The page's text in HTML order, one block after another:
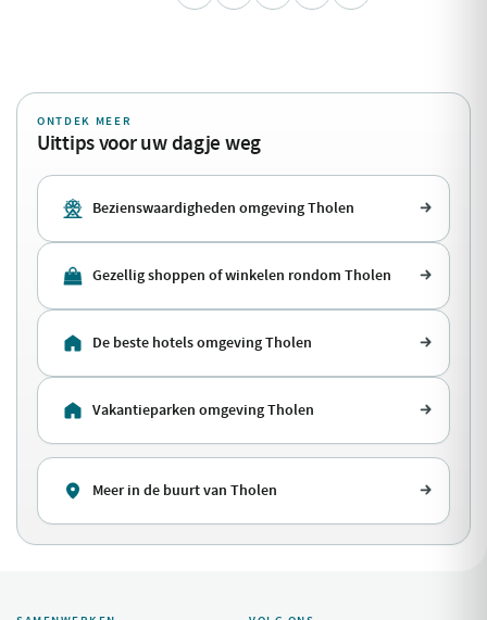
ONTDEK MEER
Uittips voor uw dagje weg
Bezienswaardigheden omgeving Tholen
Gezellig shoppen of winkelen rondom Tholen
De beste hotels omgeving Tholen
Vakantieparken omgeving Tholen
Meer in de buurt van Tholen